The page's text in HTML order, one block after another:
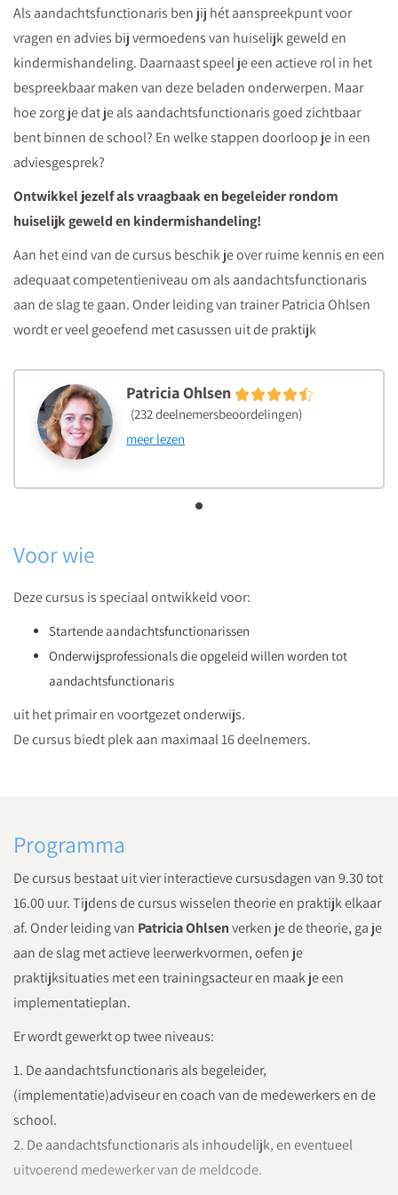
zorg
rondom
kindermishandeling
huiselijk
geweld?
Gebruik
gespreksformulier
download.
Als aandachtsfunctionaris ben jij hét aanspreekpunt voor
vragen en advies bij vermoedens van huiselijk geweld en
kindermishandeling. Daarnaast speel je een actieve rol in het
bespreekbaar maken van deze beladen onderwerpen. Maar
hoe zorg je dat je als aandachtsfunctionaris goed zichtbaar
bent binnen de school? En welke stappen doorloop je in een
adviesgesprek?
Ontwikkel jezelf als vraagbaak en begeleider rondom
huiselijk geweld en kindermishandeling!
Aan het eind van de cursus beschik je over ruime kennis en een
adequaat competentieniveau om als aandachtsfunctionaris
aan de slag te gaan. Onder leiding van trainer Patricia Ohlsen
wordt er veel geoefend met casussen uit de praktijk
Patricia Ohlsen
(232 deelnemersbeoordelingen)
meer lezen
Voor wie
Deze cursus is speciaal ontwikkeld voor:
Startende aandachtsfunctionarissen
Onderwijsprofessionals die opgeleid willen worden tot
aandachtsfunctionaris
uit het primair en voortgezet onderwijs.
De cursus biedt plek aan maximaal 16 deelnemers.
Programma
De cursus bestaat uit vier interactieve cursusdagen van 9.30 tot
16.00 uur. Tijdens de cursus wisselen theorie en praktijk elkaar
af. Onder leiding van Patricia Ohlsenverken je de theorie, ga je
aan de slag met actieve leerwerkvormen, oefen je
praktijksituaties met een trainingsacteur en maak je een
implementatieplan.
Er wordt gewerkt op twee niveaus:
1. De aandachtsfunctionaris als begeleider,
(implementatie)adviseur en coach van de medewerkers en de
school.
2. De aandachtsfunctionaris als inhoudelijk, en eventueel
uitvoerend medewerker van de meldcode.